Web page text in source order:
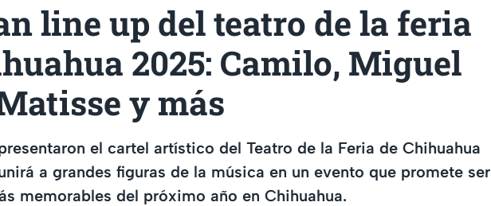
line up del teatro de la feria
2025: Camilo, Miguel
y más
el cartel artístico del Teatro de la Feria de Chihuahua
a grandes figuras de la música en un evento que promete ser
memorables del próximo año en Chihuahua.